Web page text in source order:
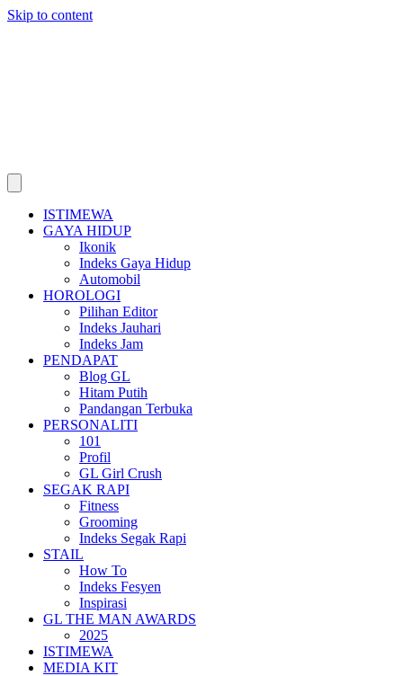
Skip to content
ISTIMEWA
GAYA HIDUP
Ikonik
Indeks Gaya Hidup
Automobil
HOROLOGI
Pilihan Editor
Indeks Jauhari
Indeks Jam
PENDAPAT
Blog GL
Hitam Putih
Pandangan Terbuka
PERSONALITI
101
Profil
GL Girl Crush
SEGAK RAPI
Fitness
Grooming
Indeks Segak Rapi
STAIL
How To
Indeks Fesyen
Inspirasi
GL THE MAN AWARDS
2025
ISTIMEWA
MEDIA KIT